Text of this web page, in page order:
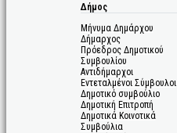
Δήμος
Μήνυμα Δημάρχου
Δήμαρχος
Πρόεδρος Δημοτικού
Συμβουλίου
Αντιδήμαρχοι
Εντεταλμένοι Σύμβουλοι
Δημοτικό συμβούλιο
Δημοτική Επιτροπή
Δημοτικά Κοινοτικά
Συμβούλια